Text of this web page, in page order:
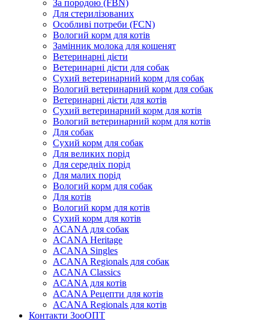
За породою (FBN)
Для стерилізованих
Особливі потреби (FCN)
Вологий корм для котів
Замінник молока для кошенят
Ветеринарні дієти
Ветеринарні дієти для собак
Сухий ветеринарний корм для собак
Вологий ветеринарний корм для собак
Ветеринарні дієти для котів
Сухий ветеринарний корм для котів
Вологий ветеринарний корм для котів
Для собак
Сухий корм для собак
Для великих порід
Для середніх порід
Для малих порід
Вологий корм для собак
Для котів
Вологий корм для котів
Сухий корм для котів
ACANA для собак
ACANA Heritage
ACANA Singles
ACANA Regionals для собак
ACANA Classics
ACANA для котів
ACANA Рецепти для котів
ACANA Regionals для котів
Контакти ЗооОПТ